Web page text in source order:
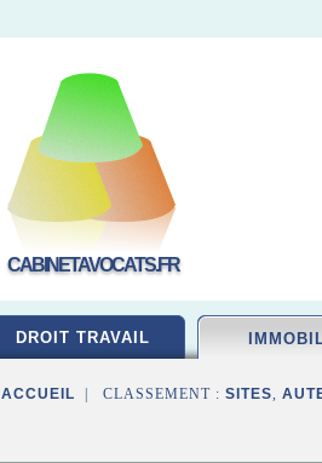
CABINETAVOCATS.FR
DROIT TRAVAIL
ACCUEIL | CLASSEMENT : SITES,